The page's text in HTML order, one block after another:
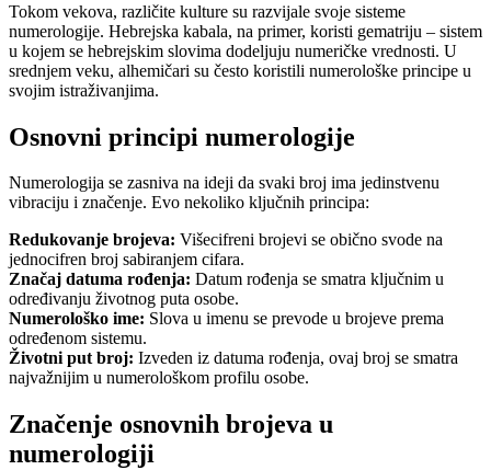
Tokom vekova, različite kulture su razvijale svoje sisteme
numerologije. Hebrejska kabala, na primer, koristi gematriju – sistem
u kojem se hebrejskim slovima dodeljuju numeričke vrednosti. U
srednjem veku, alhemičari su često koristili numerološke principe u
svojim istraživanjima.
Osnovni principi numerologije
Numerologija se zasniva na ideji da svaki broj ima jedinstvenu
vibraciju i značenje. Evo nekoliko ključnih principa:
Redukovanje brojeva: Višecifreni brojevi se obično svode na
jednocifren broj sabiranjem cifara.
Značaj datuma rođenja: Datum rođenja se smatra ključnim u
određivanju životnog puta osobe.
Numerološko ime: Slova u imenu se prevode u brojeve prema
određenom sistemu.
Životni put broj: Izveden iz datuma rođenja, ovaj broj se smatra
najvažnijim u numerološkom profilu osobe.
Značenje osnovnih brojeva u
numerologiji